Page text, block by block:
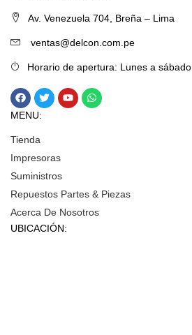
Av. Venezuela 704, Breña – Lima
ventas@delcon.com.pe
Horario de apertura: Lunes a sábado
MENU:
Tienda
Impresoras
Suministros
Repuestos Partes & Piezas
Acerca De Nosotros
UBICACIÓN: